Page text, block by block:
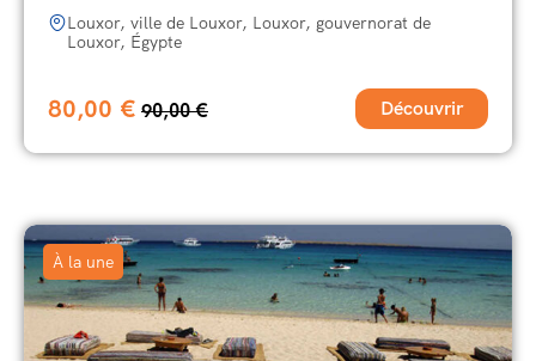
Louxor, ville de Louxor, Louxor, gouvernorat de
Louxor, Égypte
80,00 € 90,00€ Découvrir
À la une